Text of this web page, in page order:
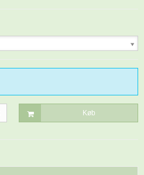
Køb